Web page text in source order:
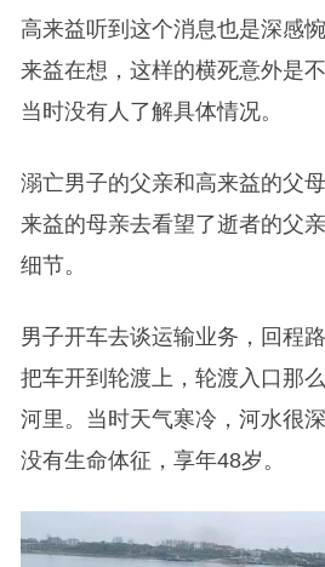
高来益听到这个消息也是深感
来益在想，这样的横死意外是
当时没有人了解具体情况。
溺亡男子的父亲和高来益的父
来益的母亲去看望了逝者的父
细节。
男子开车去谈运输业务，回程
把车开到轮渡上，轮渡入口那
河里。当时天气寒冷，河水很
没有生命体征，享年48岁。